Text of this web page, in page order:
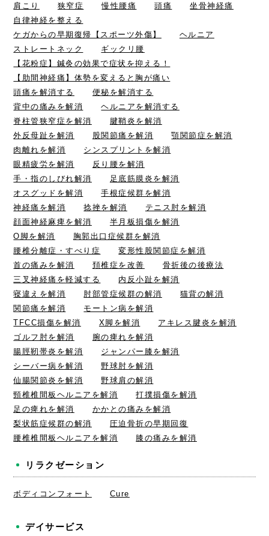
肩こり 狭窄症 慢性腰痛 頭痛
坐骨神経痛
自律神経を整える
ケガからの早期復帰【スポーツ外傷】
ヘルニア
ストレートネック
ギックリ腰
【花粉症】鍼灸の効果で症状を抑える！
【肋間神経痛】体勢を変えると胸が痛い
頭痛を解消する
便秘を解消する
背中の痛みを解消
ヘルニアを解消する
脊柱管狭窄症を解消
腱鞘炎を解消
外反母趾を解消
股関節痛を解消
顎関節症を解消
肉離れを解消
シンスプリントを解消
眼精疲労を解消
反り腰を解消
手・指のしびれ解消
足底筋膜炎を解消
オスグッドを解消
手根症候群を解消
神経痛を解消
捻挫を解消
テニス肘を解消
顔面神経麻痺を解消
半月板損傷を解消
O脚を解消
胸郭出口症候群を解消
腰椎分離症・すべり症
変形性股関節症を解消
首の痛みを解消
頚椎症を改善
骨折後の後療法
三叉神経痛を軽減する
内反小趾を解消
寝違えを解消
肘部管症候群の解消
猫背の解消
関節痛を解消
モートン病を解消
TFCC損傷を解消
X脚を解消
アキレス腱炎を解消
ゴルフ肘を解消
腕の痺れを解消
腸脛靭帯炎を解消
ジャンパー膝を解消
シーバー病を解消
野球肘を解消
仙腸関節炎を解消
野球肩の解消
頸椎椎間板ヘルニアを解消
打撲損傷を解消
足の痺れを解消
かかとの痛みを解消
梨状筋症候群の解消
圧迫骨折の早期回復
腰椎椎間板ヘルニアを解消
膝の痛みを解消
リラクゼーション
ボディコンフォート Cure
デイサービス